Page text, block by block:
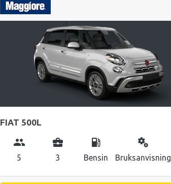
FIAT 500L
group
5
business_center
3
local_gas_station
Bensin
miscellaneous_services
Bruksanvisning